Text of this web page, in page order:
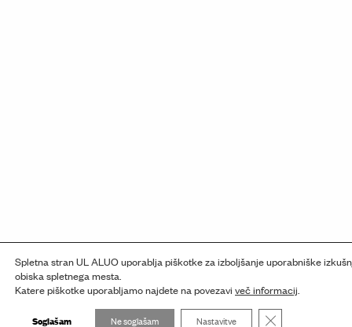
Spletna stran UL ALUO uporablja piškotke za izboljšanje uporabniške
obiska spletnega mesta.
Katere piškotke uporabljamo najdete na povezavi več informacij.
Soglašam Ne soglašam Nastavitve Close GDPR